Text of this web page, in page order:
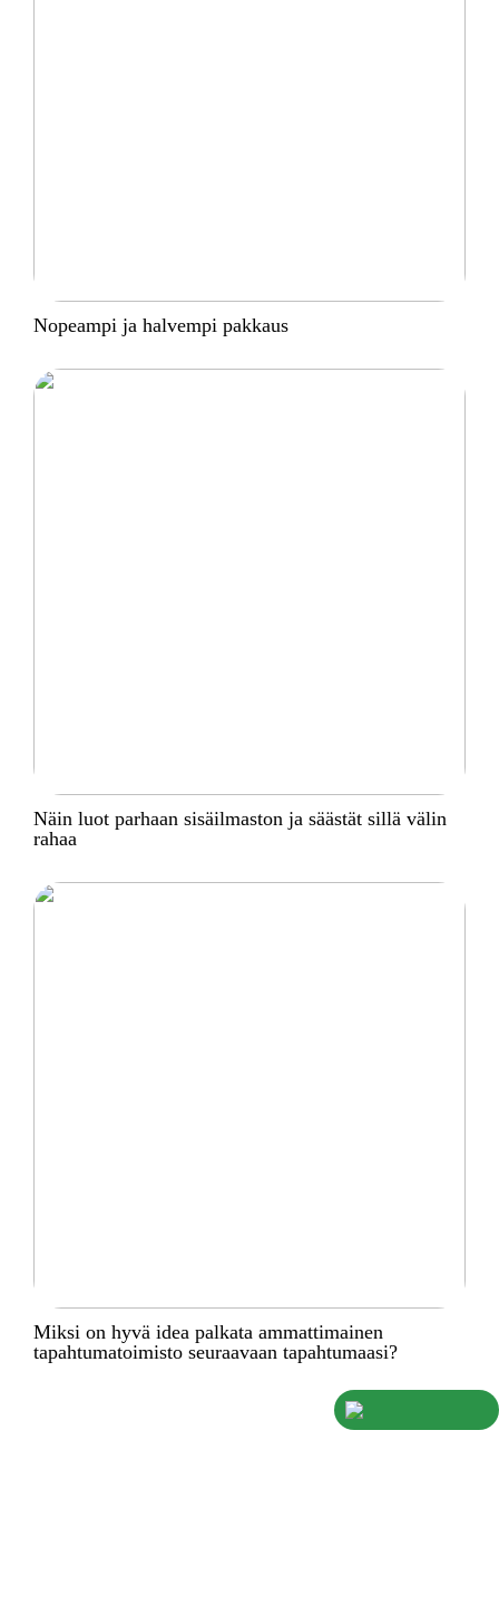
Nopeampi ja halvempi pakkaus
Näin luot parhaan sisäilmaston ja säästät sillä välin
rahaa
Miksi on hyvä idea palkata ammattimainen
tapahtumatoimisto seuraavaan tapahtumaasi?